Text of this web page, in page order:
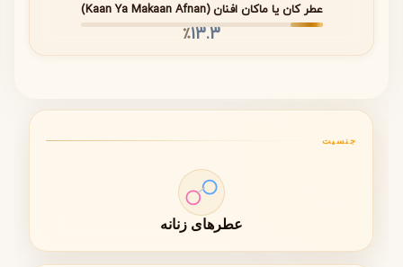
زمان استفاده روزانه، رسمی، مهمانی‌ها
جنسیت زنانه
ماندگاری (Longevity)
به دلیل غلظت ادو پرفیوم، این عطر ماندگاری بالایی دارد. نت‌های
پایه گرم و پودری آن باعث می‌شوند رایحه برای ساعت‌ها روی
پوست باقی بماند و حتی روی لباس دوام بیشتری داشته باشد.
عطر کان یا ماکان افنان (Kaan Ya Makaan Afnan)
13.3٪
جنسیت
عطرهای زنانه